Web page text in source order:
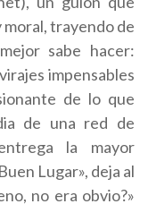
trayendo de
sabe hacer:
impensables
de lo que
de una red de
la mayor
Lugar», deja al
no era obvio?»